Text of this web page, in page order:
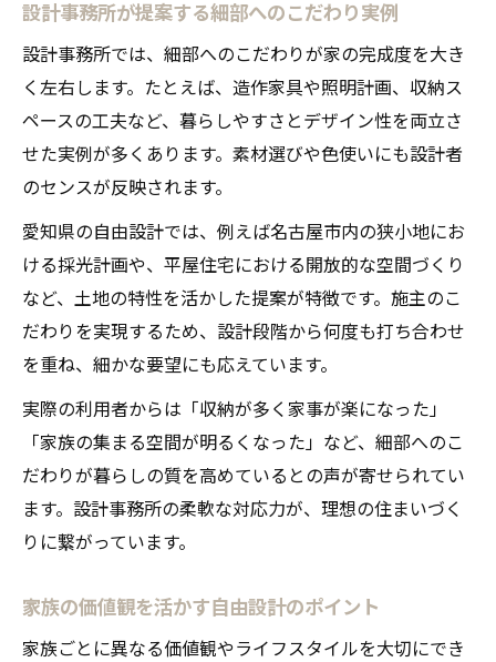
設計事務所が提案する細部へのこだわり実例
設計事務所では、細部へのこだわりが家の完成度を大き
く左右します。たとえば、造作家具や照明計画、収納ス
ペースの工夫など、暮らしやすさとデザイン性を両立さ
せた実例が多くあります。素材選びや色使いにも設計者
のセンスが反映されます。
愛知県の自由設計では、例えば名古屋市内の狭小地にお
ける採光計画や、平屋住宅における開放的な空間づくり
など、土地の特性を活かした提案が特徴です。施主のこ
だわりを実現するため、設計段階から何度も打ち合わせ
を重ね、細かな要望にも応えています。
実際の利用者からは「収納が多く家事が楽になった」
「家族の集まる空間が明るくなった」など、細部へのこ
だわりが暮らしの質を高めているとの声が寄せられてい
ます。設計事務所の柔軟な対応力が、理想の住まいづく
りに繋がっています。
家族の価値観を活かす自由設計のポイント
家族ごとに異なる価値観やライフスタイルを大切にでき